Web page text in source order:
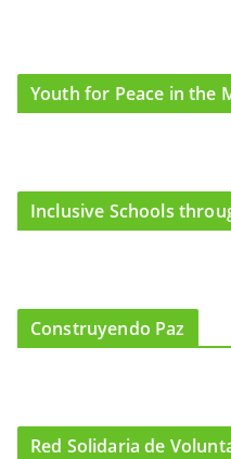
Youth for Peace in the
Inclusive Schools
Construyendo Paz
Red Solidaria de